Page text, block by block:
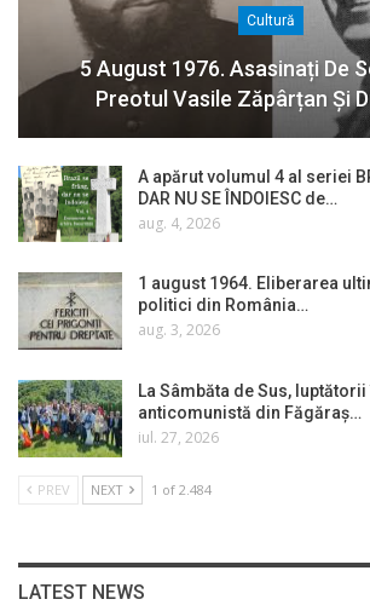
Cultură
5 August 1976. Asasinați De
Preotul Vasile Zăpârțan Și
A apărut volumul 4 al seriei
DAR NU SE ÎNDOIESC de…
aug. 4, 2026
1 august 1964. Eliberarea
politici din România…
aug. 3, 2026
La Sâmbăta de Sus,
anticomunistă din Făgăraș…
iul. 27, 2026
PREV NEXT 1 of 2.484
LATEST NEWS